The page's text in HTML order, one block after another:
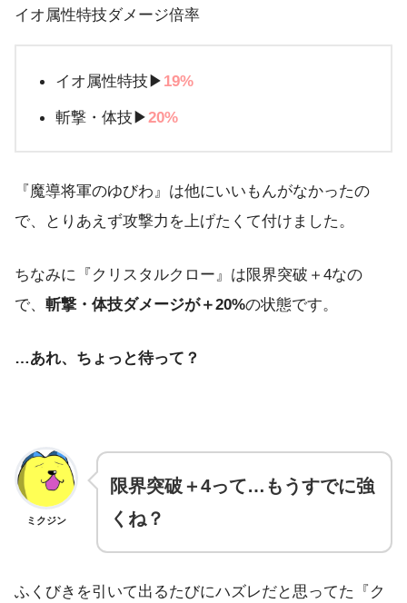
イオ属性特技ダメージ倍率
イオ属性特技▶︎ 19%
斬撃・体技▶︎20%
『魔導将軍のゆびわ』は他にいいもんがなかったの
で、とりあえず攻撃力を上げたくて付けました。
ちなみに『クリスタルクロー』は限界突破＋4なの
で、 斬撃・体技ダメージが＋20%の状態です。
…あれ、ちょっと待って？
ミクジン
限界突破＋4って…もうすでに強
くね？
ふくびきを引いて出るたびにハズレだと思ってた『ク